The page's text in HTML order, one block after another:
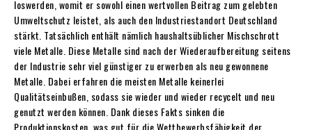
loswerden, womit er sowohl einen wertvollen Beitrag zum gelebten
Umweltschutz leistet, als auch den Industriestandort Deutschland
stärkt. Tatsächlich enthält nämlich haushaltsüblicher Mischschrott
viele Metalle. Diese Metalle sind nach der Wiederaufbereitung seitens
der Industrie sehr viel günstiger zu erwerben als neu gewonnene
Metalle. Dabei erfahren die meisten Metalle keinerlei
Qualitätseinbußen, sodass sie wieder und wieder recycelt und neu
genutzt werden können. Dank dieses Fakts sinken die
Produktionskosten, was gut für die Wettbewerbsfähigkeit der